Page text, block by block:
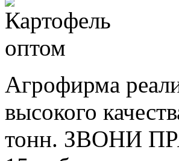
Агрофирма
высокого
тонн. ЗВОНИ